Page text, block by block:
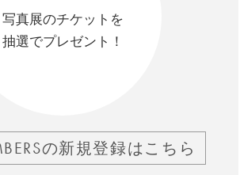
写真展のチケットを
抽選でプレゼント！
の新規登録はこちら